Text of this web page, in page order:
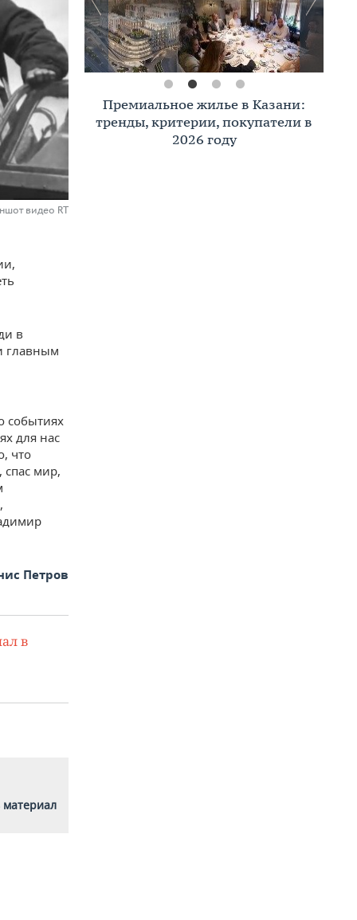
видео RT
в
главным
событиях
для нас
что
мир,
Петров
в
материал
Премиальное жилье в Казани:
тренды, критерии, покупатели в
2026 году